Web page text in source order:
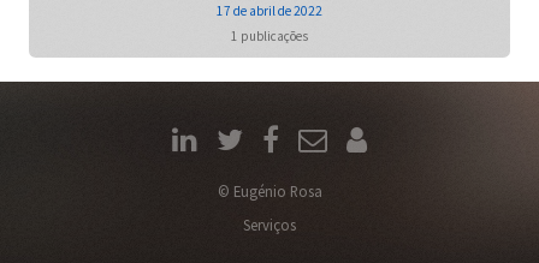
17 de abril de 2022
1 publicações
© Eugénio Rosa
Serviços